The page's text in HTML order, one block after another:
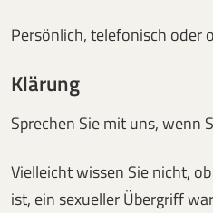
Persönlich, telefonisch oder
Klärung
Sprechen Sie mit uns, wenn
Vielleicht wissen Sie nicht,
ist, ein sexueller Übergriff